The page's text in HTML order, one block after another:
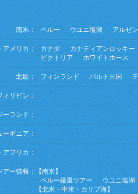
南米： ペルー ウユニ塩湖 アルゼ
アメリカ： カナダ カナディアンロッキー
ビクトリア
ホワイトホース
北欧： フィンランド バルト三国
ィリピン：
ーランド：
ーギニア：
アフリカ：
アー情報：
【南米】
ペルー厳選ツアー
ウユニ塩湖
【北米・中米・カリブ海】